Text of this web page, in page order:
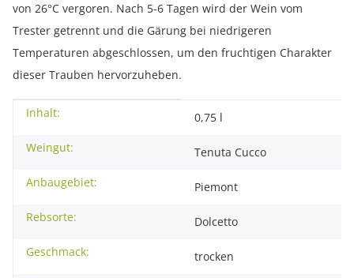
von 26°C vergoren. Nach 5-6 Tagen wird der Wein vom
Trester getrennt und die Gärung bei niedrigeren
Temperaturen abgeschlossen, um den fruchtigen Charakter
dieser Trauben hervorzuheben.
Produkteigenschaft
Wert
Inhalt:
0,75 l
Weingut:
Tenuta Cucco
Anbaugebiet:
Piemont
Rebsorte:
Dolcetto
Geschmack:
trocken